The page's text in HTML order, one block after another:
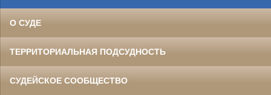
О СУДЕ
ТЕРРИТОРИАЛЬНАЯ ПОДСУДНОСТЬ
СУДЕЙСКОЕ СООБЩЕСТВО